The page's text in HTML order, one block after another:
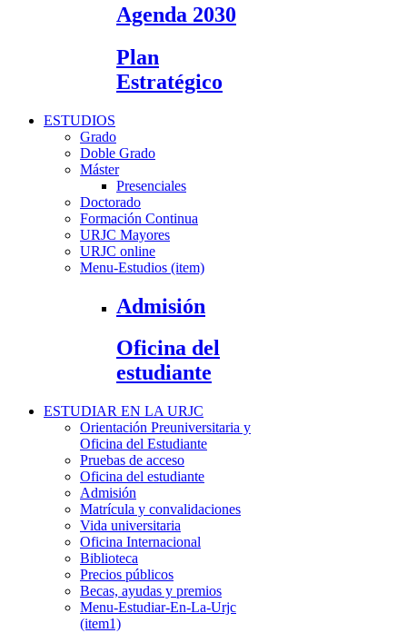
Agenda 2030
Plan
Estratégico
ESTUDIOS
Grado
Doble Grado
Máster
Presenciales
Doctorado
Formación Continua
URJC Mayores
URJC online
Menu-Estudios (item)
Admisión
Oficina del
estudiante
ESTUDIAR EN LA URJC
Orientación Preuniversitaria y
Oficina del Estudiante
Pruebas de acceso
Oficina del estudiante
Admisión
Matrícula y convalidaciones
Vida universitaria
Oficina Internacional
Biblioteca
Precios públicos
Becas, ayudas y premios
Menu-Estudiar-En-La-Urjc
(item1)